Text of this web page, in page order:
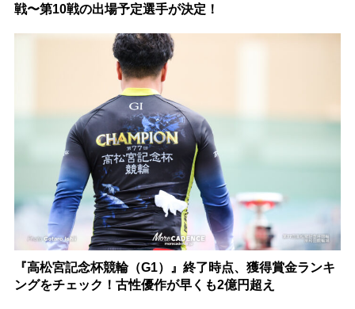
戦〜第10戦の出場予定選手が決定！
『高松宮記念杯競輪（G1）』終了時点、獲得賞金ランキ
ングをチェック！古性優作が早くも2億円超え